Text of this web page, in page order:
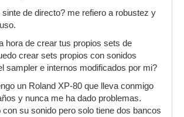
de directo? me refiero a robustez y
hora de crear tus propios sets de
crear sets propios con sonidos
sampler e internos modificados por mi?
un Roland XP-80 que lleva conmigo
y nunca me ha dado problemas.
con su sonido pero solo tiene dos bancos